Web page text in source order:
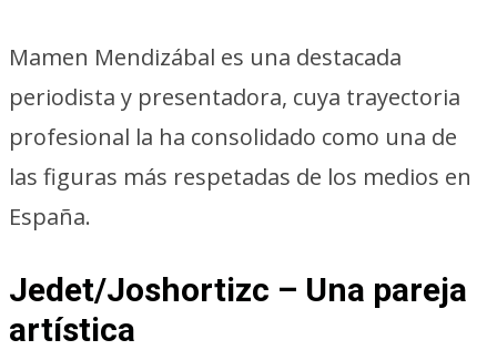
Mamen Mendizábal es una destacada
periodista y presentadora, cuya trayectoria
profesional la ha consolidado como una de
las figuras más respetadas de los medios en
España.
Jedet/Joshortizc – Una pareja
artística